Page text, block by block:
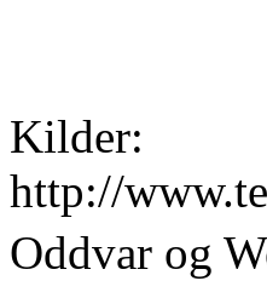
Kilder:
http://
Oddvar og